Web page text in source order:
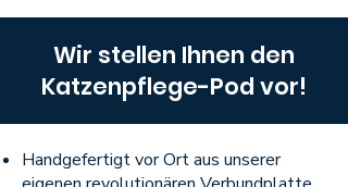
Wir stellen Ihnen den
Katzenpflege-Pod vor!
Handgefertigt vor Ort aus unserer